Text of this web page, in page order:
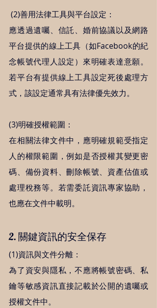
(2)善用法律工具與平台設定：
應透過遺囑、信託、婚前協議以及網路
平台提供的線上工具（如Facebook的紀
念帳號代理人設定）來明確表達意願。
若平台有提供線上工具設定死後處理方
式，該設定通常具有法律優先效力。
(3)明確授權範圍：
在相關法律文件中，應明確規範受指定
人的權限範圍，例如是否授權其變更密
碼、備份資料、刪除帳號、資產估值或
處理稅務等。若需委託資訊專家協助，
也應在文件中載明。
2. 關鍵資訊的安全保存
(1)資訊與文件分離：
為了資安與隱私，不應將帳號密碼、私
鑰等敏感資訊直接記載於公開的遺囑或
授權文件中。